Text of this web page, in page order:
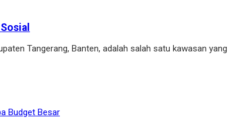
Tangerang, Banten, adalah salah satu kawasan yang